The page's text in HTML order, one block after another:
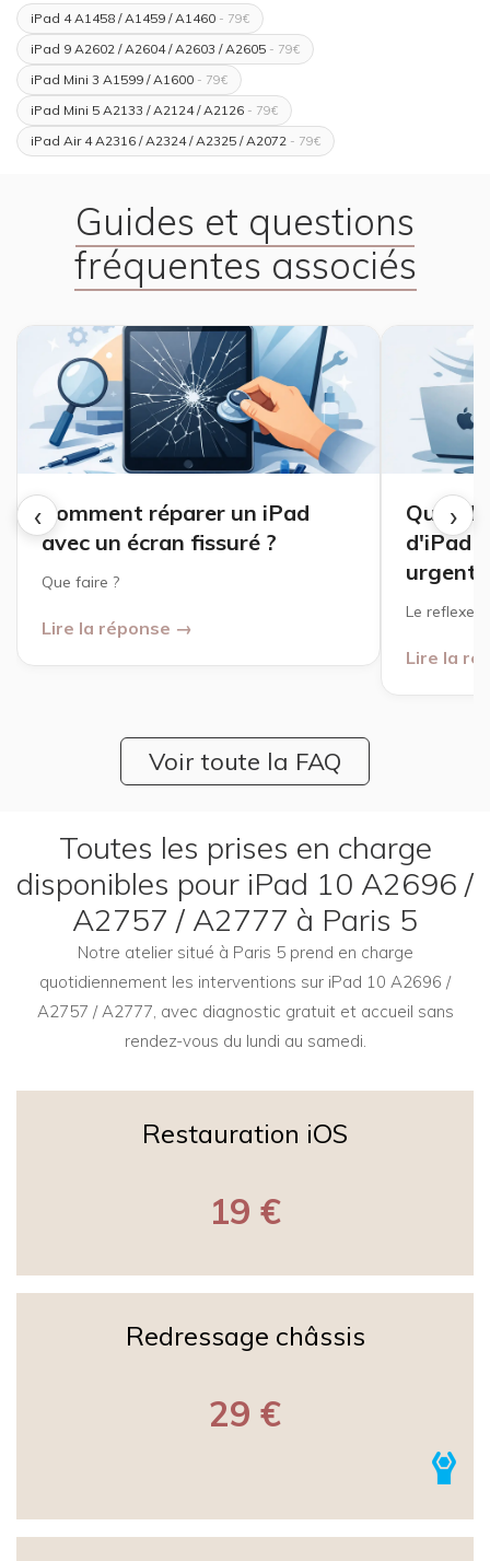
iPad 4 A1458 / A1459 / A1460 - 79€
iPad 9 A2602 / A2604 / A2603 / A2605 - 79€
iPad Mini 3 A1599 / A1600 - 79€
iPad Mini 5 A2133 / A2124 / A2126 - 79€
iPad Air 4 A2316 / A2324 / A2325 / A2072 - 79€
Guides et questions
fréquentes associés
‹ ›
Comment réparer un iPad
avec un écran fissuré ?
Que faire ?
Lire la réponse →
Quand
d'iPad
Le reflexe
Lire la
Voir toute la FAQ
Toutes les prises en charge
disponibles pour iPad 10 A2696 /
A2757 / A2777 à Paris 5
Notre atelier situé à Paris 5 prend en charge
quotidiennement les interventions sur iPad 10 A2696 /
A2757 / A2777, avec diagnostic gratuit et accueil sans
rendez-vous du lundi au samedi.
Restauration iOS
19 €
Redressage châssis
29 €